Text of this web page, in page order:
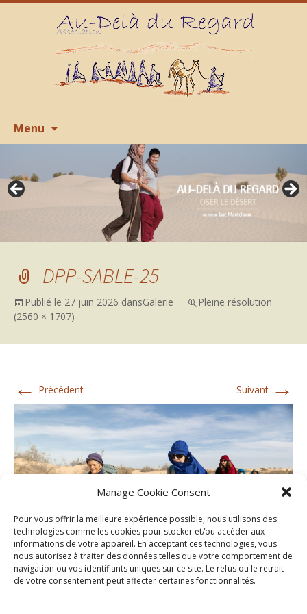
Manage Cookie Consent
Pour vous offrir la meilleure expérience possible, nous utilisons des
technologies comme les cookies pour stocker et/ou accéder aux
informations de votre appareil. En acceptant ces technologies, vous
nous autorisez à traiter des données telles que votre comportement de
navigation ou vos identifiants uniques sur ce site. Le refus ou le retrait
de votre consentement peut affecter certaines fonctionnalités.
Menu
contenu
DPP-SABLE-25
Publié le 27 juin 2026 dansGalerie
Pleine résolution
(2560 × 1707)
← Précédent Suivant →